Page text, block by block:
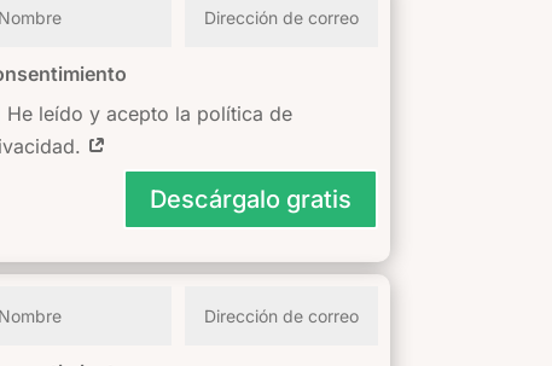
He leído y acepto la política de
Descárgalo gratis